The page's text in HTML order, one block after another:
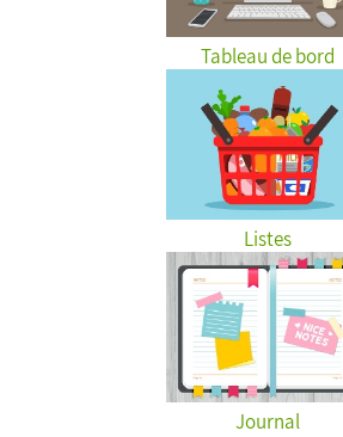
Tableau de bord
Listes
Journal